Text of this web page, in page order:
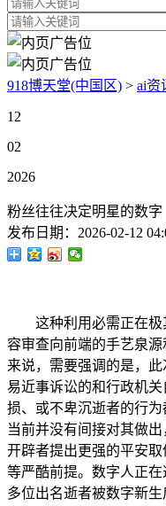
918博天堂(中国区) > ai资
12
02
2026
粉丝往往决定明星的数字
发布日期： 2026-02-12
这种利用必需正在极其
容审查向前端的手艺泉
来说，需要强调的是，
易近事诉讼的和行政机
损、或不卑沉逝者的行
当前并没有间接对其做
开辟者提出更强的平安
等严酷前提。数字人正
多位出名逝者被数字新